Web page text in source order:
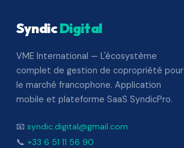
SyndicDigital
VME International — L'écosystème
complet de gestion de copropriété pour
le marché francophone. Application
mobile et plateforme SaaS SyndicPro.
📧 syndic.digital@gmail.com
📞 +33 6 51 11 56 90